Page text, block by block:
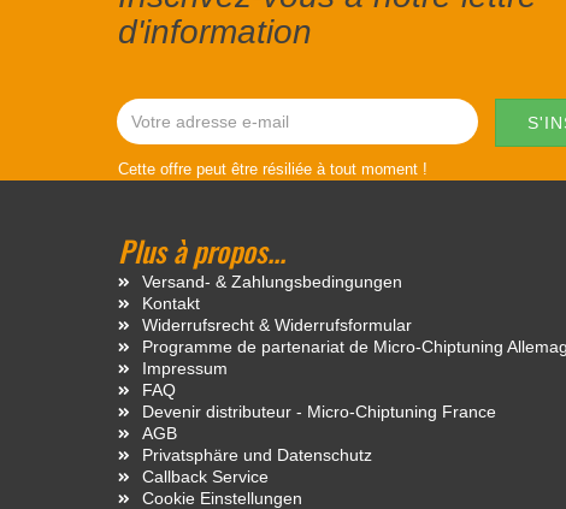
d'information
Cette offre peut être résiliée à tout moment !
Plus à propos...
Versand- & Zahlungsbedingungen
Kontakt
Widerrufsrecht & Widerrufsformular
Programme de partenariat de Micro-Chiptuning
Impressum
FAQ
Devenir distributeur - Micro-Chiptuning France
AGB
Privatsphäre und Datenschutz
Callback Service
Cookie Einstellungen